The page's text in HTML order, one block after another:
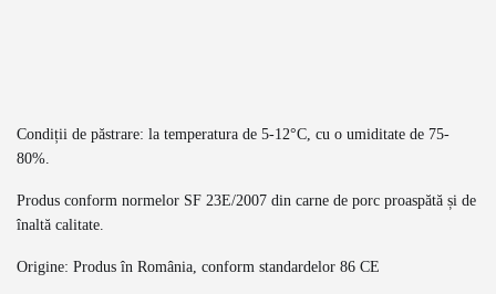
Condiții de păstrare: la temperatura de 5-12°C, cu o umiditate de 75-
80%.
Produs conform normelor SF 23E/2007 din carne de porc proaspătă și de
înaltă calitate.
Origine: Produs în România, conform standardelor 86 CE